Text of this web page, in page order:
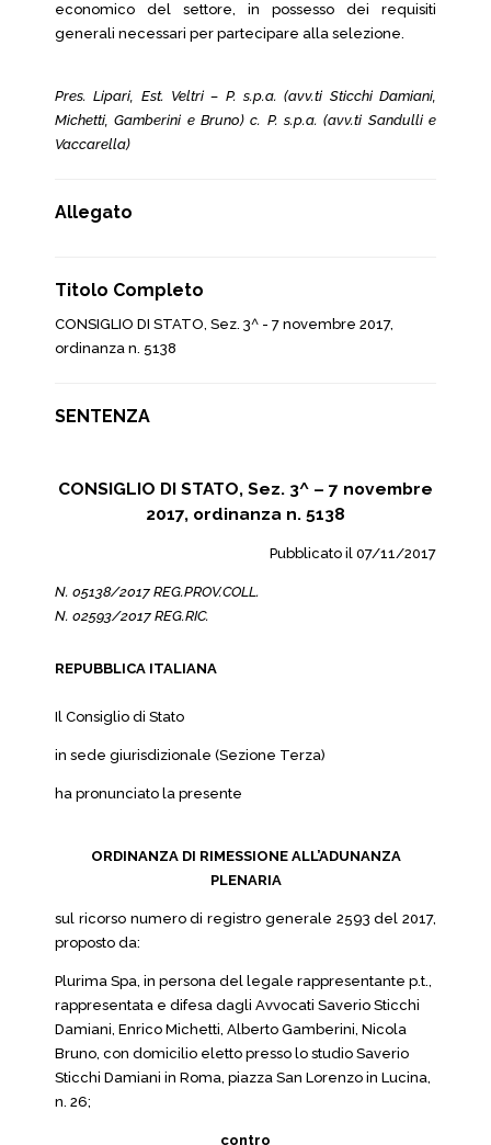
economico del settore, in possesso dei requisiti
generali necessari per partecipare alla selezione.
Pres. Lipari, Est. Veltri – P. s.p.a. (avv.ti Sticchi Damiani,
Michetti, Gamberini e Bruno) c. P. s.p.a. (avv.ti Sandulli e
Vaccarella)
Allegato
Titolo Completo
CONSIGLIO DI STATO, Sez. 3^ - 7 novembre 2017,
ordinanza n. 5138
SENTENZA
CONSIGLIO DI STATO, Sez. 3^ – 7 novembre
2017, ordinanza n. 5138
Pubblicato il 07/11/2017
N. 05138/2017 REG.PROV.COLL.
N. 02593/2017 REG.RIC.
REPUBBLICA ITALIANA
Il Consiglio di Stato
in sede giurisdizionale (Sezione Terza)
ha pronunciato la presente
ORDINANZA DI RIMESSIONE ALL’ADUNANZA
PLENARIA
sul ricorso numero di registro generale 2593 del 2017,
proposto da:
Plurima Spa, in persona del legale rappresentante p.t.,
rappresentata e difesa dagli Avvocati Saverio Sticchi
Damiani, Enrico Michetti, Alberto Gamberini, Nicola
Bruno, con domicilio eletto presso lo studio Saverio
Sticchi Damiani in Roma, piazza San Lorenzo in Lucina,
n. 26;
contro